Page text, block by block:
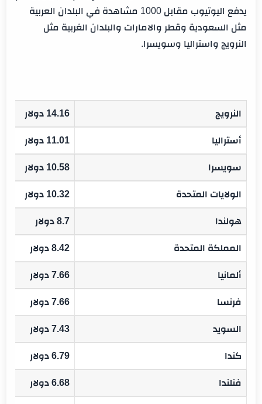
يدفع اليوتيوب مقابل 1000 مشاهدة في البلدان العربية
مثل السعودية وقطر والامارات والبلدان الغربية مثل
النرويج واستراليا وسويسرا.
النرويج 14.16 دولار
أستراليا 11.01 دولار
سويسرا 10.58 دولار
الولايات المتحدة 10.32 دولار
هولندا 8.7 دولار
المملكة المتحدة 8.42 دولار
ألمانيا 7.66 دولار
فرنسا 7.66 دولار
السويد 7.43 دولار
كندا 6.79 دولار
فنلندا 6.68 دولار